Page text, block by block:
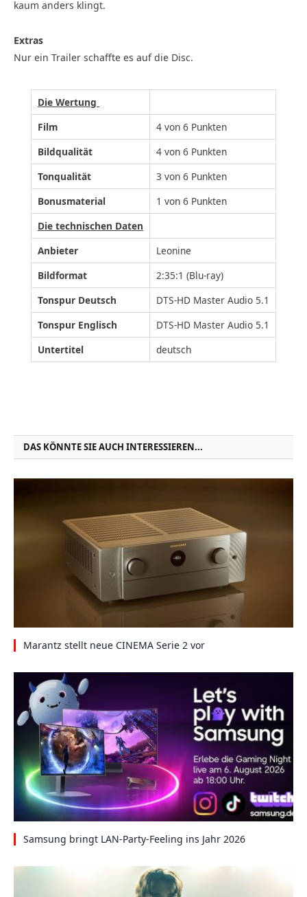
kaum anders klingt.
Extras
Nur ein Trailer schaffte es auf die Disc.
Die Wertung
Film
4 von 6 Punkten
Bildqualität
4 von 6 Punkten
Tonqualität
3 von 6 Punkten
Bonusmaterial
1 von 6 Punkten
Die technischen Daten
Anbieter
Leonine
Bildformat
2:35:1 (Blu-ray)
Tonspur Deutsch
DTS-HD Master Audio 5.1
Tonspur Englisch
DTS-HD Master Audio 5.1
Untertitel
deutsch
DAS KÖNNTE SIE AUCH INTERESSIEREN...
Marantz stellt neue CINEMA Serie 2 vor
Samsung bringt LAN-Party-Feeling ins Jahr 2026